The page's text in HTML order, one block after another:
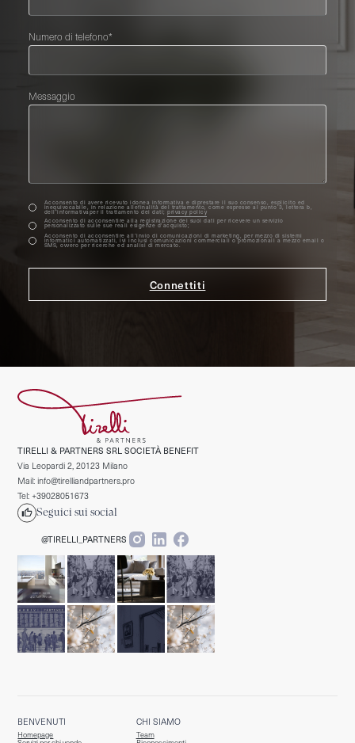
Numero di telefono*
Messaggio
Acconsento di avere ricevuto idonea informativa e diprestare il suo consenso, esplicito ed
inequivocabile, in relazione allefinalità del trattamento, come espresse al punto 3, lettera b,
dell’informativaper il trattamento dei dati;privacy policy
Acconsento di acconsentire alla registrazione dei suoi dati per ricevere un servizio
personalizzato sulle sue reali esigenze d'acquisto;
Acconsento di acconsentire all’invio di comunicazioni di marketing, per mezzo di sistemi
informatici automatizzati, ivi inclusi comunicazioni commerciali o promozionali a mezzo email o
SMS, ovvero per ricerche ed analisi di mercato.
TIRELLI & PARTNERS SRL SOCIETÀ BENEFIT
Via Leopardi 2, 20123 Milano
Mail: info@tirelliandpartners.pro
Tel: +39028051673
Seguici sui social
@TIRELLI_PARTNERS
BENVENUTI
Homepage
CHI SIAMO
Team